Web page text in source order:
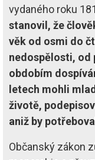
vydaného roku
stanovil, že
věk od osmi do
nedospělosti, od
obdobím
letech mohli
životě,
aniž by
Občanský zákon